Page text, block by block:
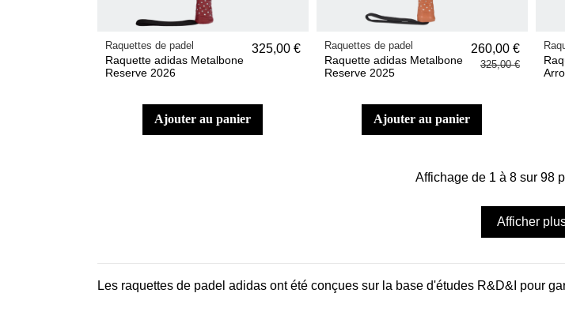
Raquettes de padel
Raquette adidas Metalbone
Reserve 2026
325,00 €
ajouter au panier
Raquettes de padel
Raquette adidas Metalbone
Reserve 2025
260,00 €
325,00 €
ajouter au panier
Affichage de 1 à 8 sur 98
Afficher
Les raquettes de padel adidas ont été conçues sur la base d'études R&D&I pour